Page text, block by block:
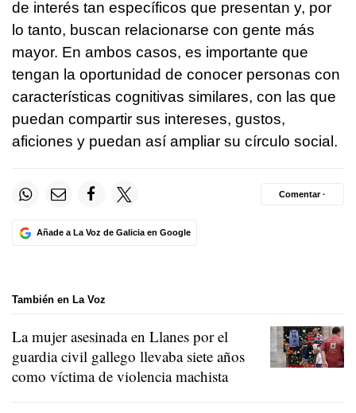
de interés tan específicos que presentan y, por
lo tanto, buscan relacionarse con gente más
mayor. En ambos casos, es importante que
tengan la oportunidad de conocer personas con
características cognitivas similares, con las que
puedan compartir sus intereses, gustos,
aficiones y puedan así ampliar su círculo social.
Añade a La Voz de Galicia en Google
Comentar ·
También en La Voz
La mujer asesinada en Llanes por el
guardia civil gallego llevaba siete años
como víctima de violencia machista